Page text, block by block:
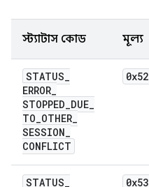
স্ট্যাটাস কোড মূল্য
STATUS_
ERROR_
STOPPED_DUE_
TO_OTHER_
SESSION_
CONFLICT
0x52
STATUS_
0x53